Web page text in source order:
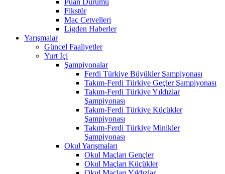
Puan Durumu
Fikstür
Maç Cetvelleri
Ligden Haberler
Yarışmalar
Güncel Faaliyetler
Yurt İçi
Şampiyonalar
Ferdi Türkiye Büyükler Şampiyonası
Takım-Ferdi Türkiye Geçler Şampiyonası
Takım-Ferdi Türkiye Yıldızlar
Şampiyonası
Takım-Ferdi Türkiye Küçükler
Şampiyonası
Takım-Ferdi Türkiye Minikler
Şampiyonası
Okul Yarışmaları
Okul Maçları Gençler
Okul Maçları Küçükler